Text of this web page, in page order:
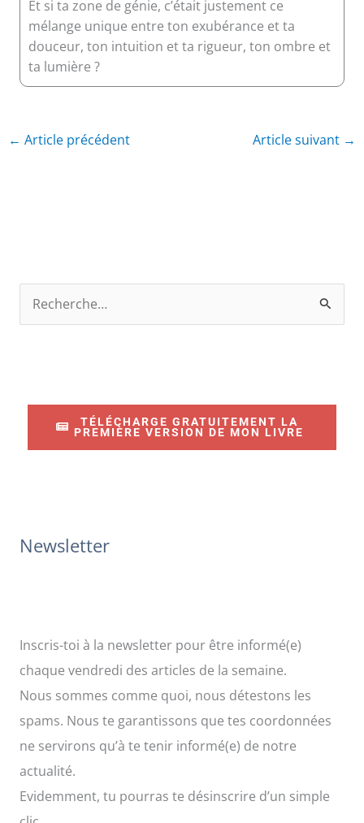
Et si ta zone de génie, c’était justement ce
mélange unique entre ton exubérance et ta
douceur, ton intuition et ta rigueur, ton ombre et
ta lumière ?
← Article précédent Article suivant →
TÉLÉCHARGE GRATUITEMENT LA
PREMIÈRE VERSION DE MON LIVRE
Newsletter
Inscris-toi à la newsletter pour être informé(e)
chaque vendredi des articles de la semaine.
Nous sommes comme quoi, nous détestons les
spams. Nous te garantissons que tes coordonnées
ne servirons qu’à te tenir informé(e) de notre
actualité.
Evidemment, tu pourras te désinscrire d’un simple